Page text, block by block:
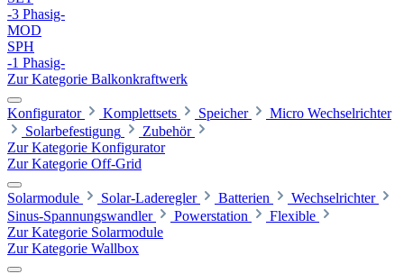
-3 Phasig-
MOD
SPH
-1 Phasig-
Zur Kategorie Balkonkraftwerk
Konfigurator Komplettsets Speicher
Micro Wechselrichter
Solarbefestigung
Zubehör
Zur Kategorie Konfigurator
Zur Kategorie Off-Grid
Solarmodule Solar-Laderegler Batterien
Wechselrichter
Sinus-Spannungswandler
Powerstation
Flexible
Zur Kategorie Solarmodule
Zur Kategorie Wallbox